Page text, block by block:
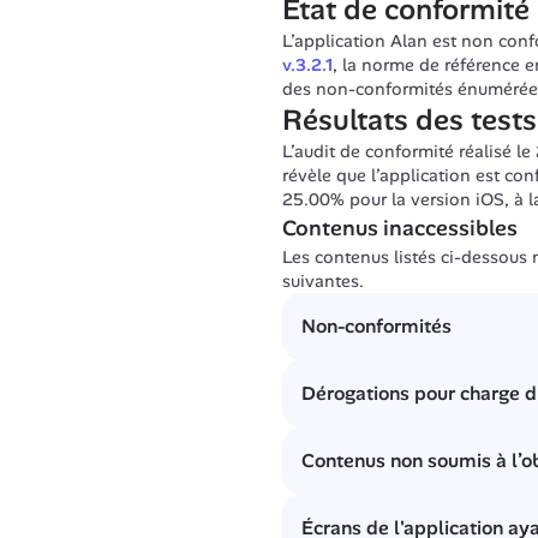
[11.13] Un champ de
[12.1] Un ensemble de
[12.6] Une zone de
[12.7] Une page au moins
[12.8] L'ordre de tabulation
[13.3] Un document
[13.8] Un contenu
[13.10] Une fonctionnalité
État de conformité
L’application Alan est non
v.3.2.1, la norme de référence
des non-conformités
Résultats des tests
L’audit de conformité réalisé
révèle que l’application est
25.00% pour la version iOS, à
Contenus inaccessibles
Les contenus listés ci-dessous
suivantes.
Non-conformités
Des images décoratives ne
Certains contenus audio/
les sous-titres de
Dérogations pour charge
Contenus non soumis à
Écrans de l'application